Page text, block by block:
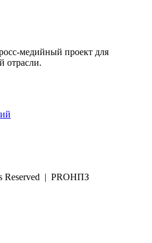
медийный проект для
отрасли.
Reserved | PROНПЗ